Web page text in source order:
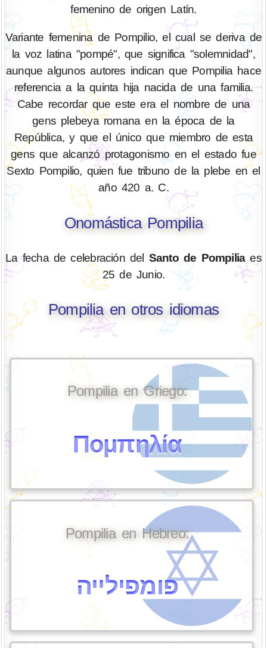
femenino de origen Latín.
Variante femenina de Pompilio, el cual se deriva de
la voz latina "pompé", que significa "solemnidad",
aunque algunos autores indican que Pompilia hace
referencia a la quinta hija nacida de una familia.
Cabe recordar que este era el nombre de una
gens plebeya romana en la época de la
República, y que el único que miembro de esta
gens que alcanzó protagonismo en el estado fue
Sexto Pompilio, quien fue tribuno de la plebe en el
año 420 a. C.
Onomástica Pompilia
La fecha de celebración del Santo de Pompiliaes
25 de Junio.
Pompilia en otros idiomas
Pompilia en Griego:
Πομπηλία
Pompilia en Hebreo:
פומפילייה